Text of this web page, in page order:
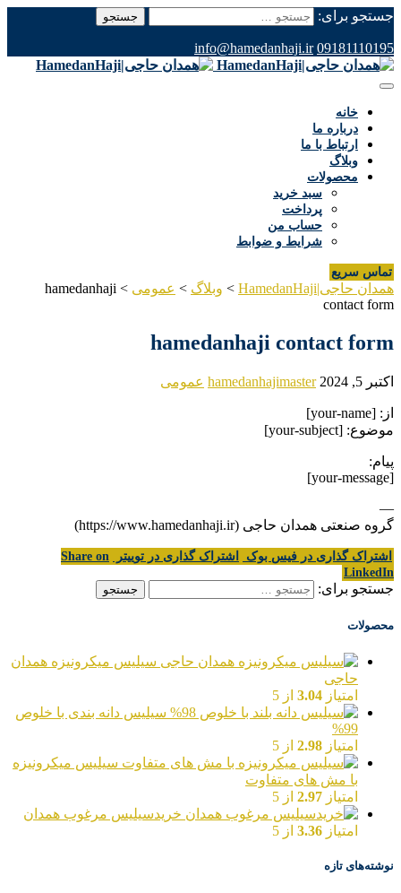
جستجو برای:
09181110195
info@hamedanhaji.ir
خانه
درباره ما
ارتباط با ما
وبلاگ
محصولات
سبد خرید
پرداخت
حساب من
شرایط و ضوابط
تماس سریع
همدان حاجی|HamedanHaji > وبلاگ > عمومی >
hamedanhaji
contact form
hamedanhaji contact form
اکتبر 5, 2024 hamedanhajimaster عمومی
از: [your-name]
موضوع: [your-subject]
پیام:
[your-message]
—
گروه صنعتی همدان حاجی (https://www.hamedanhaji.ir)
اشتراک گذاری در فیس بوک اشتراک گذاری در توییتر
Share on
LinkedIn
جستجو برای:
محصولات
سیلیس میکرونیزه همدان
حاجی
امتیاز 3.04 از 5
سیلیس دانه بندی با خلوص
99%
امتیاز 2.98 از 5
سیلیس میکرونیزه
با مش های متفاوت
امتیاز 2.97 از 5
خریدسیلیس مرغوب همدان
امتیاز 3.36 از 5
نوشته‌های تازه